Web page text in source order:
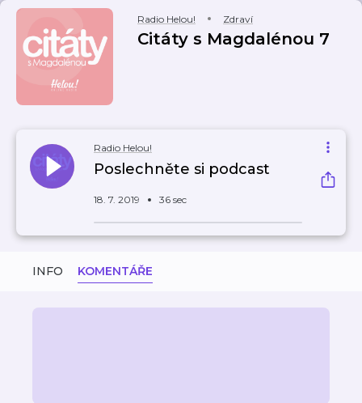
Radio Helou! Zdraví
Citáty s Magdalénou 7
Radio Helou!
Poslechněte si podcast
18. 7. 2019 36 sec
INFO KOMENTÁŘE